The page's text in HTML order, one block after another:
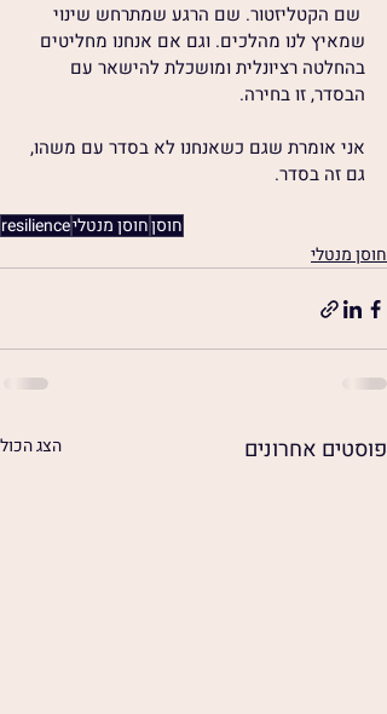
שם הקטליזטור. שם הרגע שמתרחש שינוי
שמאיץ לנו מהלכים. וגם אם אנחנו מחליטים
בהחלטה רציונלית ומושכלת להישאר עם
הבסדר, זו בחירה.
אני אומרת שגם כשאנחנו לא בסדר עם משהו,
גם זה בסדר.
חוסןחוסן מנטליresilience
חוסן מנטלי
פוסטים אחרונים הצג הכול